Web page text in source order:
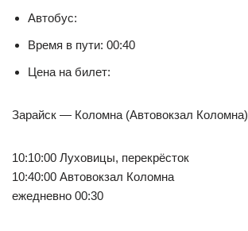
Автобус:
Время в пути: 00:40
Цена на билет:
Зарайск — Коломна (Автовокзал Коломна)
10:10:00 Луховицы, перекрёсток
10:40:00 Автовокзал Коломна
ежедневно 00:30